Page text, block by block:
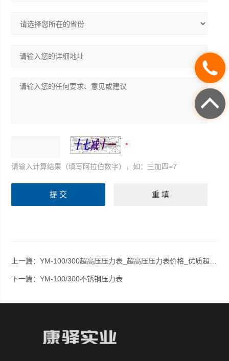
请输入计算结果（填写阿拉伯数字），如：三加四=7
上一篇：YM-100/300超高压压力表_超高压压力表价格_优质超高压压力表批发
下一篇：YM-100/300不锈钢压力表